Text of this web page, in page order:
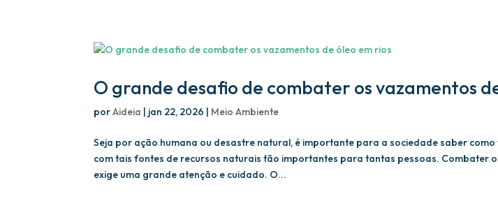
O grande desafio de combater os vazamentos
porAideia | jan 22, 2026 | Meio Ambiente
Seja por ação humana ou desastre natural, é importante para a sociedade saber
com tais fontes de recursos naturais tão importantes para tantas pessoas. Combater
exige uma grande atenção e cuidado. O...